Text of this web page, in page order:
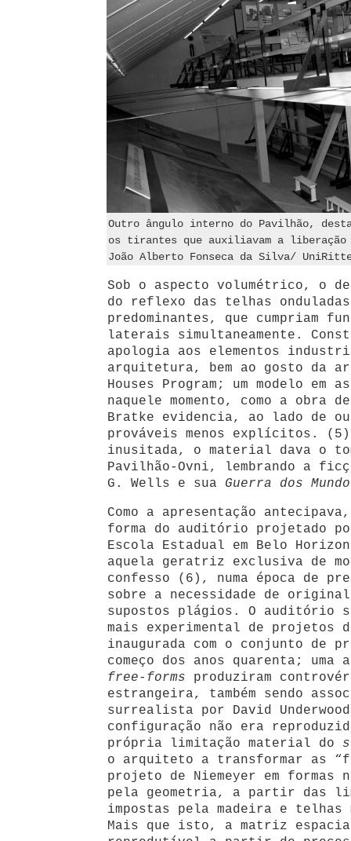
Outro ângulo interno do Pavilhão,
os tirantes que auxiliavam a
João Alberto Fonseca da Silva/
Sob o aspecto volumétrico, o
do reflexo das telhas
predominantes, que cumpriam
laterais simultaneamente.
apologia aos elementos
arquitetura, bem ao gosto da
Houses Program; um modelo em
naquele momento, como a obra
Bratke evidencia, ao lado de
prováveis menos explícitos.
inusitada, o material dava o
Pavilhão-Ovni, lembrando a
G. Wells e sua Guerra dos
Como a apresentação
forma do auditório projetado
Escola Estadual em Belo
aquela geratriz exclusiva de
confesso (6), numa época de
sobre a necessidade de
supostos plágios. O auditório
mais experimental de projetos
inaugurada com o conjunto de
começo dos anos quarenta;
free-forms produziram
estrangeira, também sendo
surrealista por David
configuração não era
própria limitação material do
o arquiteto a transformar as
projeto de Niemeyer em
pela geometria, a partir das
impostas pela madeira e telhas
Mais que isto, a matriz